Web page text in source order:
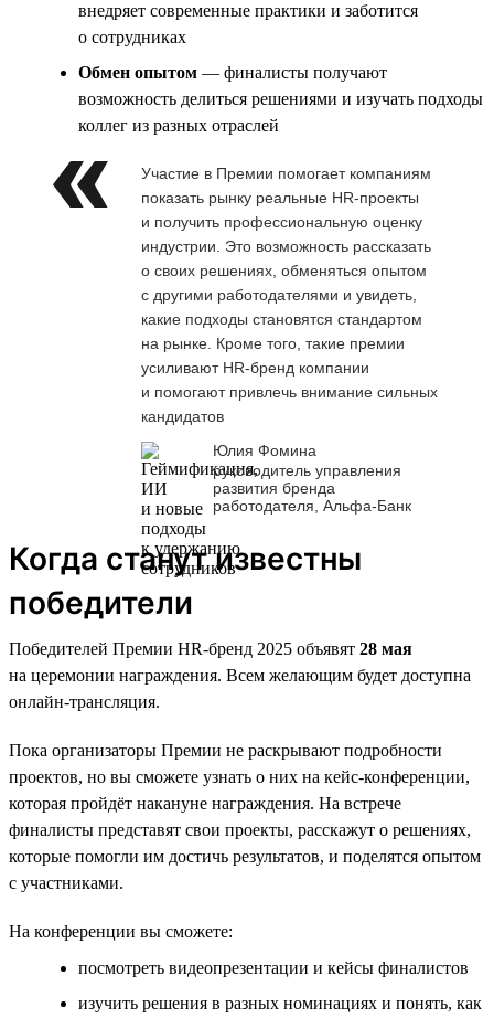
внедряет современные практики и заботится
о сотрудниках
Обмен опытом — финалисты получают
возможность делиться решениями и изучать подходы
коллег из разных отраслей
Участие в Премии помогает компаниям
показать рынку реальные HR-проекты
и получить профессиональную оценку
индустрии. Это возможность рассказать
о своих решениях, обменяться опытом
с другими работодателями и увидеть,
какие подходы становятся стандартом
на рынке. Кроме того, такие премии
усиливают HR-бренд компании
и помогают привлечь внимание сильных
кандидатов
Юлия Фомина
руководитель управления
развития бренда
работодателя, Альфа-Банк
Когда станут известны
победители
Победителей Премии HR-бренд 2025 объявят 28 мая
на церемонии награждения. Всем желающим будет доступна
онлайн-трансляция.
Пока организаторы Премии не раскрывают подробности
проектов, но вы сможете узнать о них на кейс-конференции,
которая пройдёт накануне награждения. На встрече
финалисты представят свои проекты, расскажут о решениях,
которые помогли им достичь результатов, и поделятся опытом
с участниками.
На конференции вы сможете:
посмотреть видеопрезентации и кейсы финалистов
изучить решения в разных номинациях и понять, как